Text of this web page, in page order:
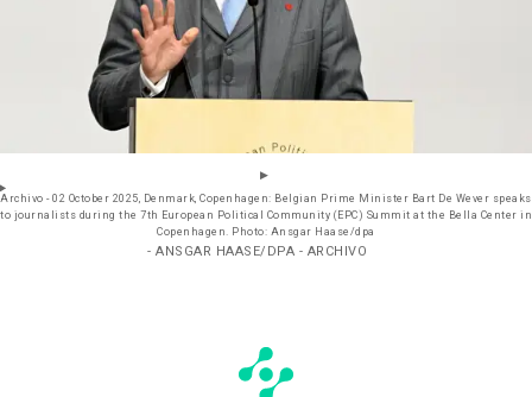
Archivo - 02 October 2025, Denmark, Copenhagen: Belgian Prime Minister Bart De Wever speaks
to journalists during the 7th European Political Community (EPC) Summit at the Bella Center in
Copenhagen. Photo: Ansgar Haase/dpa
- ANSGAR HAASE/DPA - ARCHIVO